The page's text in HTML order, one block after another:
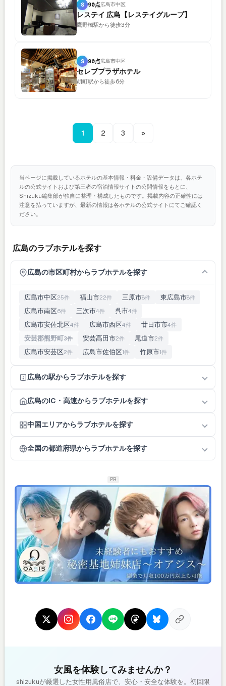
S 90点広島市中区
レステイ 広島【レステイグループ】
鷹野橋駅から徒歩3分
S 90点広島市中区
セレブプラザホテル
胡町駅から徒歩6分
1 2 3 »
当ページに掲載しているホテルの基本情報・料金・設備データは、各ホテ
ルの公式サイトおよび第三者の宿泊情報サイトの公開情報をもとに、
Shizuku編集部が独自に整理・構成したものです。掲載内容の正確性には
注意を払っていますが、最新の情報は各ホテルの公式サイトにてご確認く
ださい。
広島のラブホテルを探す
広島の市区町村からラブホテルを探す
広島市中区25件 福山市22件 三原市8件 東広島市8件
広島市南区6件 三次市4件 呉市4件
広島市安佐北区4件 広島市西区4件 廿日市市4件
安芸郡熊野町3件 安芸高田市2件 尾道市2件
広島市安芸区2件 広島市佐伯区1件 竹原市1件
広島の駅からラブホテルを探す
広島のIC・高速からラブホテルを探す
中国エリアからラブホテルを探す
全国の都道府県からラブホテルを探す
PR
女風を体験してみませんか？
shizukuが厳選した女性用風俗店で、安心・安全な体験を。初回限